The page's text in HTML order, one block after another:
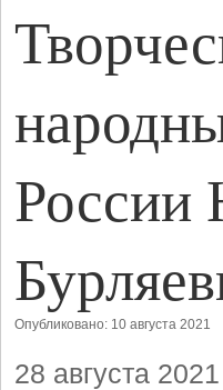
России
Опубликовано: 10 августа 2021
28 августа